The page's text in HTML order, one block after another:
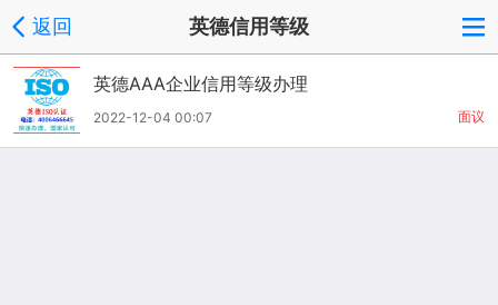
返回 英德信用等级
英德AAA企业信用等级办理
面议
2022-12-04 00:07